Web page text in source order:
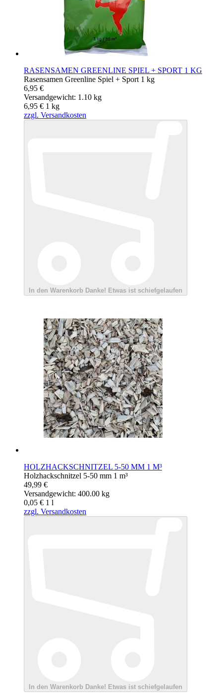
RASENSAMEN GREENLINE SPIEL + SPORT 1 KG
Rasensamen Greenline Spiel + Sport 1 kg
6,95 €
Versandgewicht: 1.10 kg
6,95 € 1 kg
zzgl. Versandkosten
In den Warenkorb Danke! Etwas ist schiefgelaufen
HOLZHACKSCHNITZEL 5-50 MM 1 M³
Holzhackschnitzel 5-50 mm 1 m³
49,99 €
Versandgewicht: 400.00 kg
0,05 € 1 l
zzgl. Versandkosten
In den Warenkorb Danke! Etwas ist schiefgelaufen